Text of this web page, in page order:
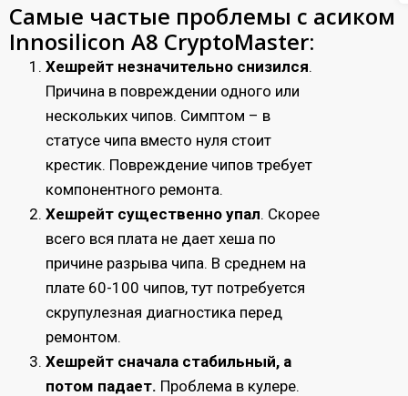
Самые частые проблемы с асиком
Innosilicon A8 CryptoMaster:
Хешрейт незначительно снизился.
Причина в повреждении одного или
нескольких чипов. Симптом – в
статусе чипа вместо нуля стоит
крестик. Повреждение чипов требует
компонентного ремонта.
Хешрейт существенно упал. Скорее
всего вся плата не дает хеша по
причине разрыва чипа. В среднем на
плате 60-100 чипов, тут потребуется
скрупулезная диагностика перед
ремонтом.
Хешрейт сначала стабильный, а
потом падает. Проблема в кулере.